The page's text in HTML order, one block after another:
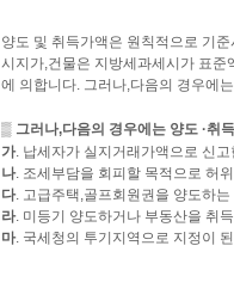
양도 및 취득가액은 원칙적으로 기
시지가,건물은 지방세과세시가 표준
에 의합니다. 그러나,다음의 경우에
▒ 그러나,다음의 경우에는 양도 ·취
가. 납세자가 실지거래가액으로 신고
나. 조세부담을 회피할 목적으로 허
다. 고급주택,골프회원권을 양도하는
라. 미등기 양도하거나 부동산을 취
마. 국세청의 투기지역으로 지정이